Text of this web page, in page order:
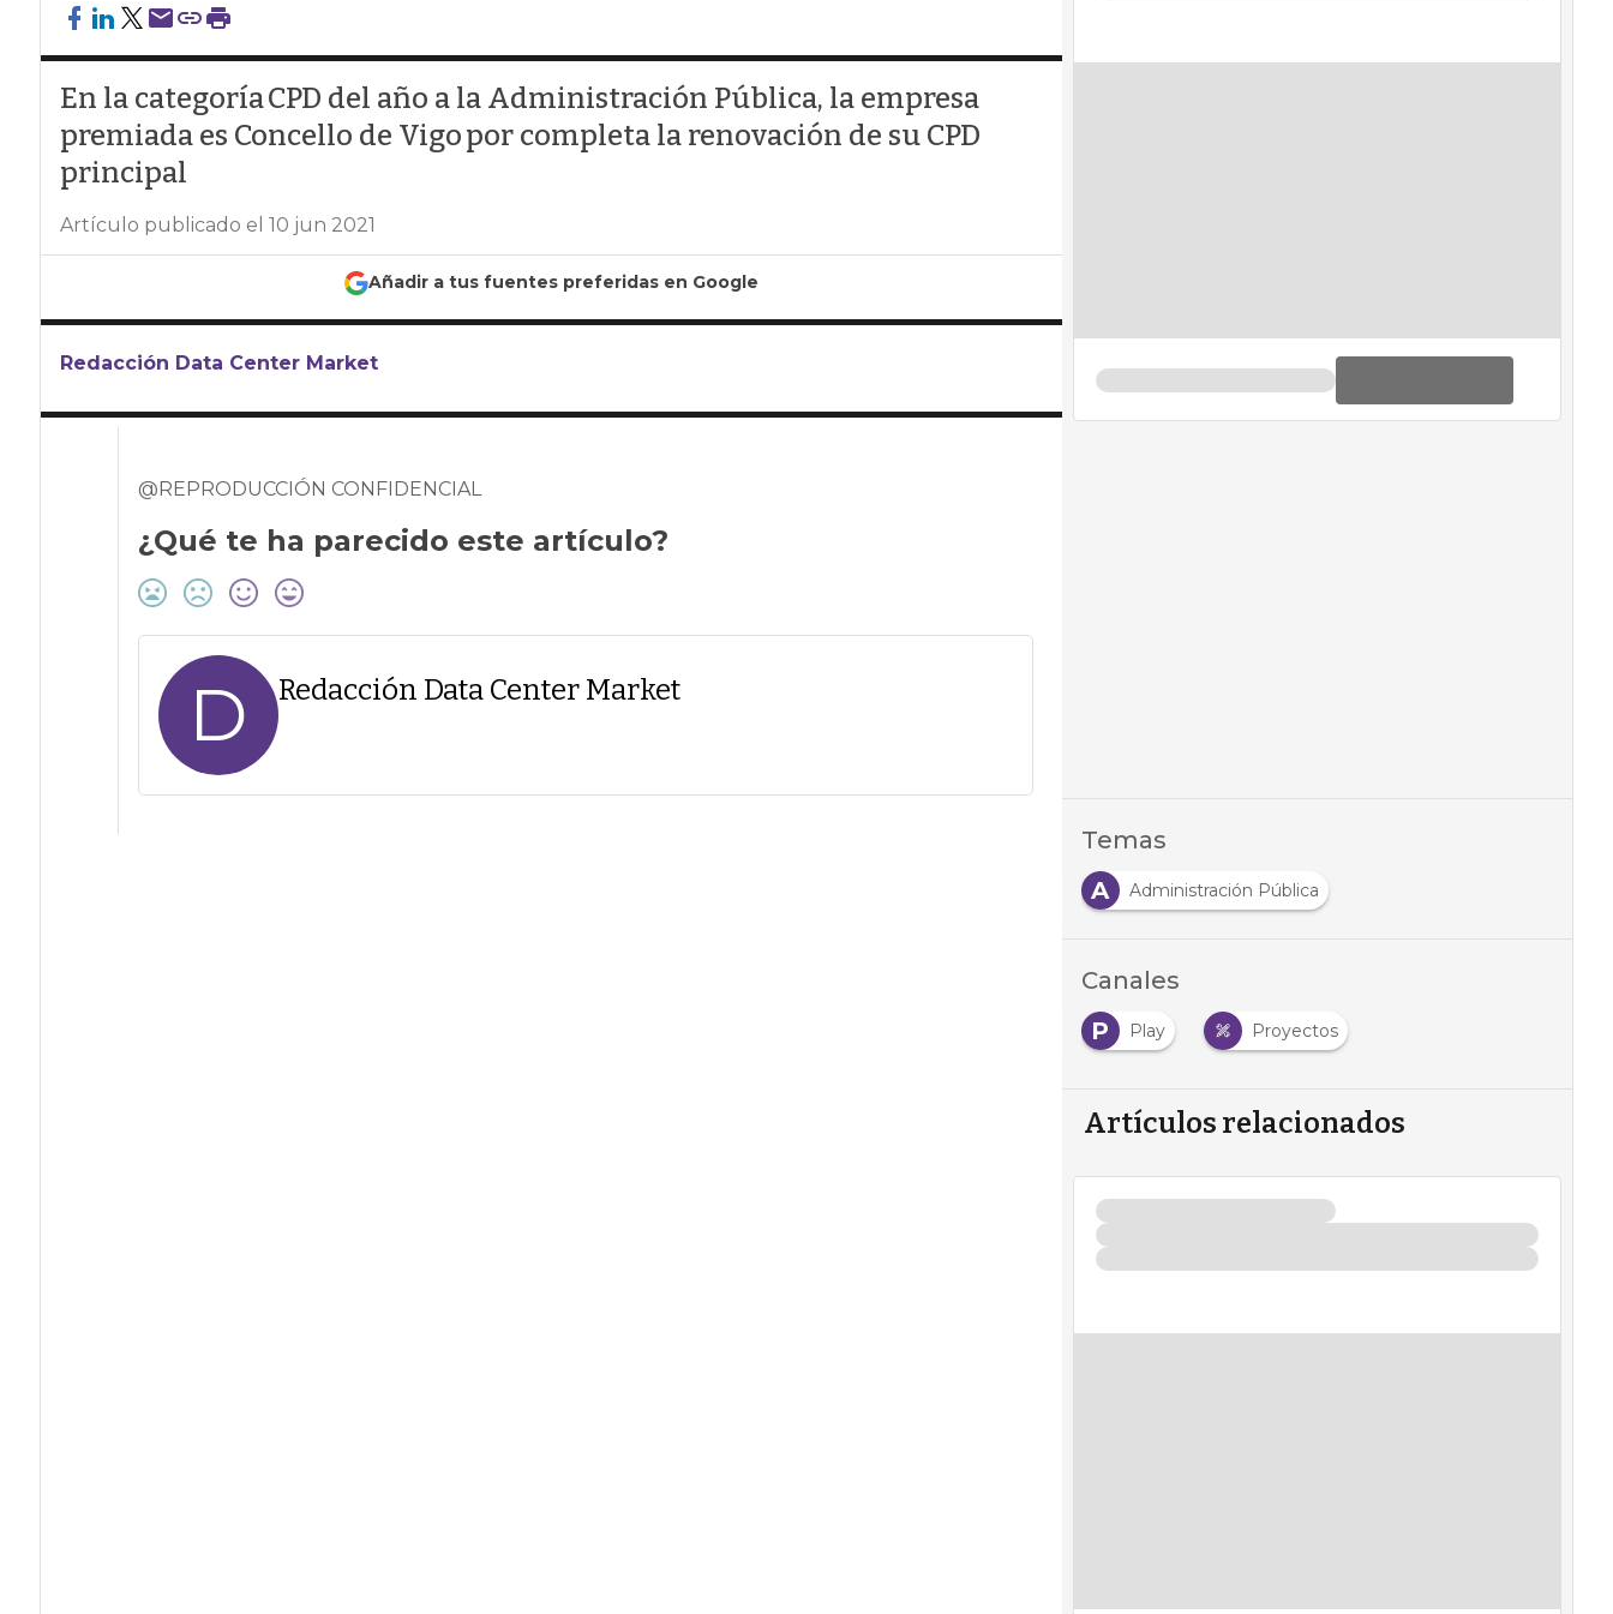
En la categoría CPD del año a la Administración Pública, la empresa
premiada es Concello de Vigo por completa la renovación de su CPD
principal
Artículo publicado el 10 jun 2021
Añadir a tus fuentes preferidas en Google
Redacción Data Center Market
@REPRODUCCIÓN CONFIDENCIAL
¿Qué te ha parecido este artículo?
D Redacción Data Center Market
Temas
A
Administración Pública
Canales
P
Play Proyectos
Artículos relacionados